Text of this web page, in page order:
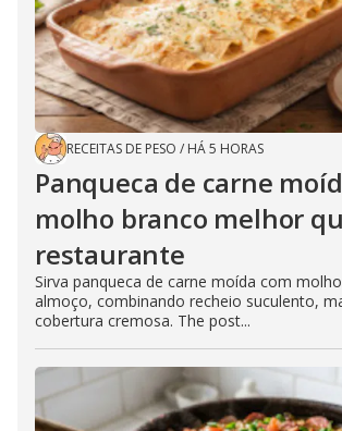
RECEITAS DE PESO / HÁ 5 HORAS
Panqueca de carne
molho branco melhor
restaurante
Sirva panqueca de carne moída com
almoço, combinando recheio suculento,
cobertura cremosa. The post...